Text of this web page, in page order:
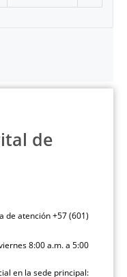
de
de atención +57 (601)
8:00 a.m. a 5:00
en la sede principal: